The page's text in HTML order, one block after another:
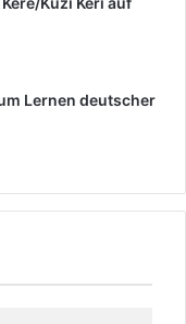
Lernen deutscher